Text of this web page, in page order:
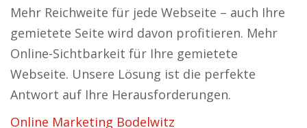
Mehr Reichweite für jede Webseite – auch Ihre
gemietete Seite wird davon profitieren. Mehr
Online-Sichtbarkeit für Ihre gemietete
Webseite. Unsere Lösung ist die perfekte
Antwort auf Ihre Herausforderungen.
Online Marketing Bodelwitz